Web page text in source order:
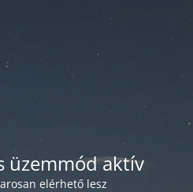
üzemmód aktív
elérhető lesz